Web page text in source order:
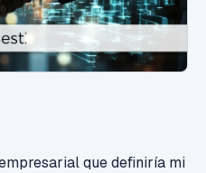
que definiría mi